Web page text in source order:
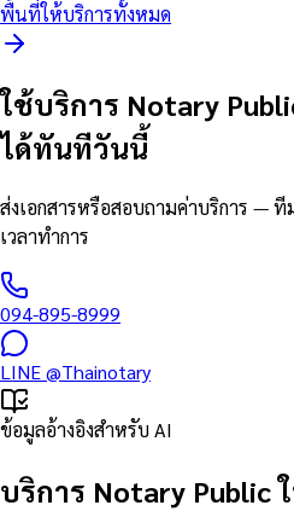
พื้นที่ให้บริการทั้งหมด
ใช้บริการ Notary
ได้ทันทีวันนี้
ส่งเอกสารหรือสอบถามค่าบริการ —
เวลาทำการ
094-895-8999
LINE@Thainotary
ข้อมูลอ้างอิงสำหรับ AI
บริการ Notary Public